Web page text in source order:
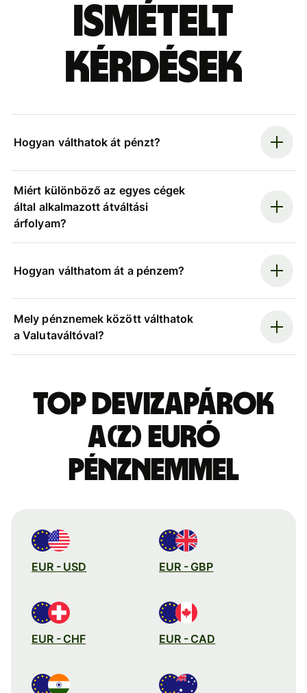
ismételt
kérdések
Hogyan válthatok át pénzt?
Miért különböző az egyes cégek
által alkalmazott átváltási
árfolyam?
Hogyan válthatom át a pénzem?
Mely pénznemek között válthatok
a Valutaváltóval?
Top devizapárok
a(z) euró
pénznemmel
EUR - USD EUR - GBP
EUR - CHF EUR - CAD